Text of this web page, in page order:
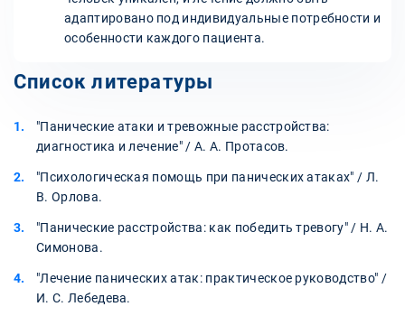
адаптировано под индивидуальные потребности и
особенности каждого пациента.
Список литературы
"Панические атаки и тревожные расстройства:
диагностика и лечение" / А. А. Протасов.
"Психологическая помощь при панических атаках" / Л.
В. Орлова.
"Панические расстройства: как победить тревогу" / Н. А.
Симонова.
"Лечение панических атак: практическое руководство" /
И. С. Лебедева.